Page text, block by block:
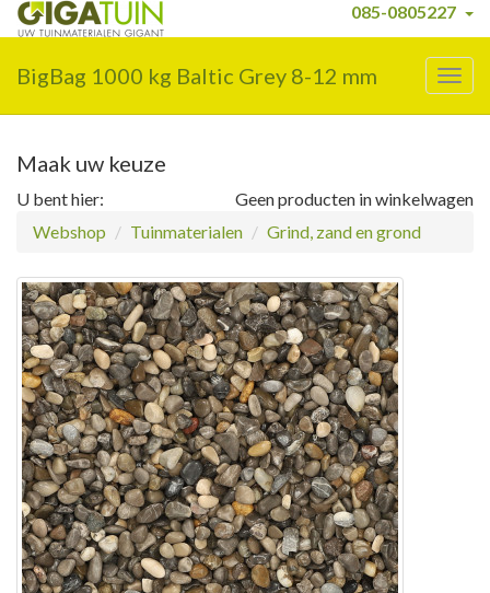
085-0805227
BigBag 1000 kg Baltic Grey 8-12 mm
Maak uw keuze
Geen producten in winkelwagen
U bent hier:
Webshop
Tuinmaterialen Grind, zand en grond